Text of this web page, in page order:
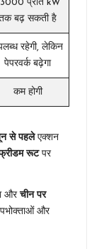
प्रति kW
बढ़ सकती है
रहेगी, लेकिन
पेपरवर्क बढ़ेगा
कम होगी
से पहलेएक्शन
रूटपर
और चीन पर
और